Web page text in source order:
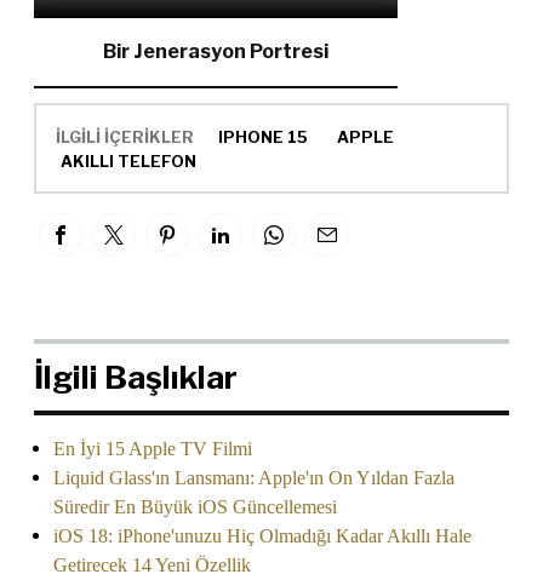
Bir Jenerasyon Portresi
İLGİLİ İÇERİKLER IPHONE 15
APPLE
AKILLI TELEFON
İlgili Başlıklar
En İyi 15 Apple TV Filmi
Liquid Glass'ın Lansmanı: Apple'ın On Yıldan Fazla
Süredir En Büyük iOS Güncellemesi
iOS 18: iPhone'unuzu Hiç Olmadığı Kadar Akıllı Hale
Getirecek 14 Yeni Özellik